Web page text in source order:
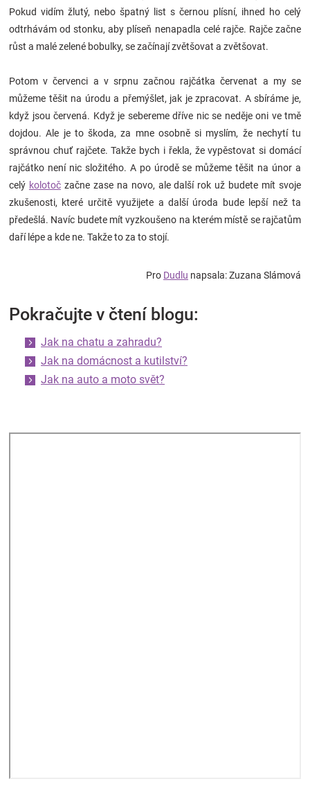
Pokud vidím žlutý, nebo špatný list s černou plísní, ihned ho celý
odtrhávám od stonku, aby plíseň nenapadla celé rajče. Rajče začne
růst a malé zelené bobulky, se začínají zvětšovat a zvětšovat.
Potom v červenci a v srpnu začnou rajčátka červenat a my se
můžeme těšit na úrodu a přemýšlet, jak je zpracovat. A sbíráme je,
když jsou červená. Když je sebereme dříve nic se neděje oni ve tmě
dojdou. Ale je to škoda, za mne osobně si myslím, že nechytí tu
správnou chuť rajčete. Takže bych i řekla, že vypěstovat si domácí
rajčátko není nic složitého. A po úrodě se můžeme těšit na únor a
celý kolotočzačne zase na novo, ale další rok už budete mít svoje
zkušenosti, které určitě využijete a další úroda bude lepší než ta
předešlá. Navíc budete mít vyzkoušeno na kterém místě se rajčatům
daří lépe a kde ne. Takže to za to stojí.
Pro Dudlu napsala: Zuzana Slámová
Pokračujte v čtení blogu:
Jak na chatu a zahradu?
Jak na domácnost a kutilství?
Jak na auto a moto svět?